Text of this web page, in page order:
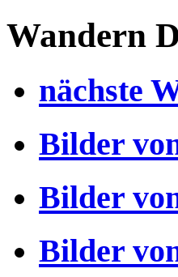
Wandern
nächste
Bilder
Bilder
Bilder